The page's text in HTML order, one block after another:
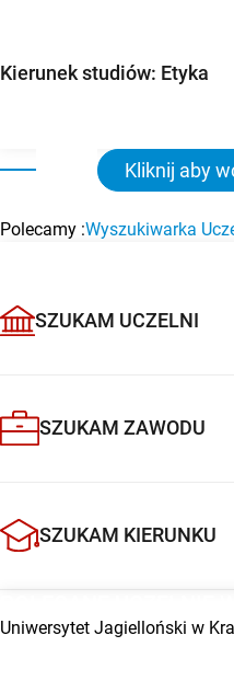
Kierunek studiów: Etyka
Kliknij aby
Polecamy :Wyszukiwarka
przyszłości
SZUKAM UCZELNI
SZUKAM ZAWODU
SZUKAM KIERUNKU
Uniwersytet Jagielloński w